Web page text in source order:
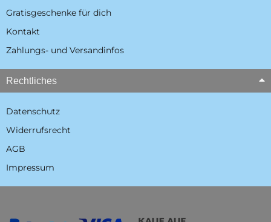
Gratisgeschenke für dich
Kontakt
Zahlungs- und Versandinfos
Rechtliches
Datenschutz
Widerrufsrecht
AGB
Impressum